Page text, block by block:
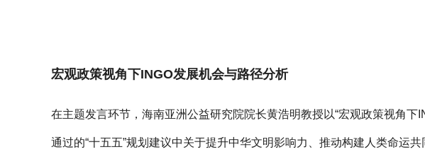
宏观政策视角下INGO发展机会与路径分析
在主题发言环节，海南亚洲公益研究院院长黄浩明教授以“宏观政策视角
通过的“十五五”规划建议中关于提升中华文明影响力、推动构建人类命运